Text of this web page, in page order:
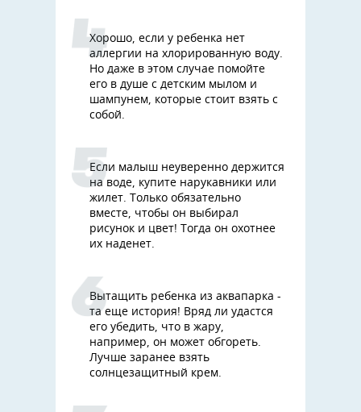
Хорошо, если у ребенка нет
аллергии на хлорированную воду.
Но даже в этом случае помойте
его в душе с детским мылом и
шампунем, которые стоит взять с
собой.
Если малыш неуверенно держится
на воде, купите нарукавники или
жилет. Только обязательно
вместе, чтобы он выбирал
рисунок и цвет! Тогда он охотнее
их наденет.
Вытащить ребенка из аквапарка -
та еще история! Вряд ли удастся
его убедить, что в жару,
например, он может обгореть.
Лучше заранее взять
солнцезащитный крем.